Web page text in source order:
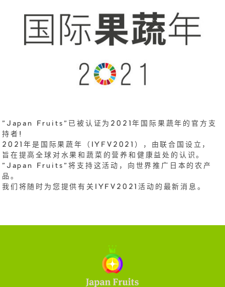
"Japan Fruits"已被认证为2021年国际果蔬年的官方支
持者!
2021年是国际果蔬年（IYFV2021），由联合国设立，
旨在提高全球对水果和蔬菜的营养和健康益处的认识。
"Japan Fruits"将支持这活动，向世界推广日本的农产
品。
我们将随时为您提供有关IYFV2021活动的最新消息。